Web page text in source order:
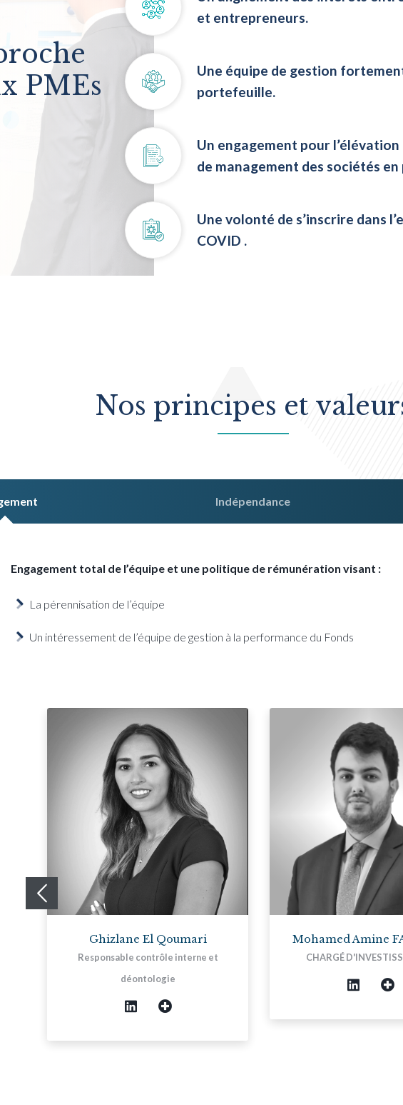
PMEs
et entrepreneurs.
Une équipe de gestion
portefeuille.
Un engagement pour
de management des sociétés
Une volonté de s’inscrire dans
COVID .
Nos principes et
Indépendance
Engagement total de l’équipe et une politique de rémunération visant :
La pérennisation de l’équipe
Un intéressement de l’équipe de gestion à la performance du Fonds
Ghizlane El Qoumari
Responsable contrôle interne et
déontologie
Mohamed Amine
CHARGÉ